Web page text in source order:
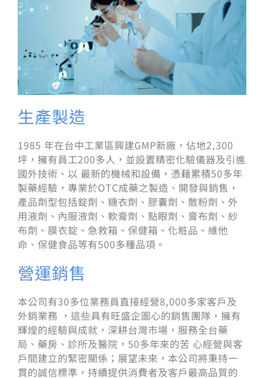
生產製造
1985 年在台中工業區興建GMP新廠，佔地2,300
坪，擁有員工200多人，並設置精密化驗儀器及引進
國外技術、以 最新的機械和設備，憑藉累積50多年
製藥經驗，專業於OTC成藥之製造、開發與銷售，
產品劑型包括錠劑、糖衣劑、膠囊劑、散粉劑、外
用液劑、內服液劑、軟膏劑、點眼劑、膏布劑、紗
布劑、膜衣錠、急救箱、保健箱、化粧品、維他
命、保健食品等有500多種品項。
營運銷售
本公司有30多位業務員直接經營8,000多家客戶及
外銷業務 ，這些具有旺盛企圖心的銷售團隊，擁有
輝煌的經驗與成就，深耕台灣市場，服務全台藥
局、藥房、診所及醫院，50多年來的苦 心經營與客
戶間建立的緊密關係；展望未來，本公司將秉持一
貫的誠信標準，持續提供消費者及客戶最高品質的